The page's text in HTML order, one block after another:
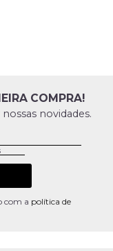
COMPRA!
novidades.
com a política de